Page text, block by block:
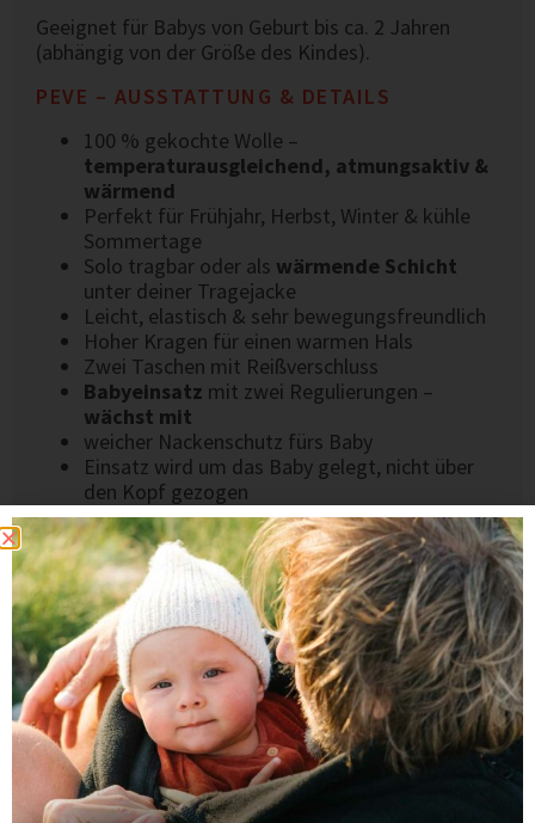
Geeignet für Babys von Geburt bis ca. 2 Jahren
(abhängig von der Größe des Kindes).
PEVE – AUSSTATTUNG & DETAILS
100 % gekochte Wolle –
temperaturausgleichend, atmungsaktiv &
wärmend
Perfekt für Frühjahr, Herbst, Winter & kühle
Sommertage
Solo tragbar oder als wärmende Schicht
unter deiner Tragejacke
Leicht, elastisch & sehr bewegungsfreundlich
Hoher Kragen für einen warmen Hals
Zwei Taschen mit Reißverschluss
Babyeinsatz mit zwei Regulierungen –
wächst mit
weicher Nackenschutz fürs Baby
Einsatz wird um das Baby gelegt, nicht über
den Kopf gezogen
Oben per Druckknopf schließbar
2-Wege-Reißverschlüssevorne & hinten
MATERIAL & VERARBEITUNG
100 % mulesingfreie Schurwolle (Öko-Tex
Standard 100 zertifiziert)
Natürliche Selbstreinigungseigenschaften – oft
reicht Lüften
Hochwertig verarbeitet & langlebig
Entwickelt in Deutschland, fair in Europa